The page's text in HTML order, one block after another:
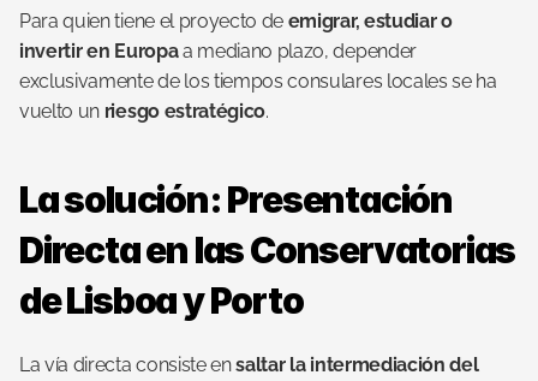
Para quien tiene el proyecto de emigrar, estudiar o
invertir en Europa a mediano plazo, depender
exclusivamente de los tiempos consulares locales se ha
vuelto un riesgo estratégico.
La solución: Presentación
Directa en las Conservatorias
de Lisboa y Porto
La vía directa consiste en saltar la intermediación del